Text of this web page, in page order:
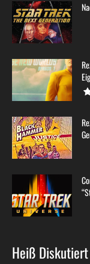
Heiß Diskutiert